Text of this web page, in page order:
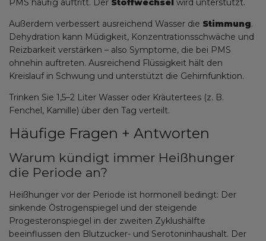
PMS häufig auftritt. Der Stoffwechsel wird unterstützt.
Außerdem verbessert ausreichend Wasser die Stimmung.
Dehydration kann Müdigkeit, Konzentrationsschwäche und
Reizbarkeit verstärken – also Symptome, die bei PMS
ohnehin auftreten. Ausreichend Flüssigkeit hält den
Kreislauf in Schwung und unterstützt die Gehirnfunktion.
Trinken Sie 1,5–2 Liter Wasser oder Kräutertees (z. B.
Fenchel, Kamille) über den Tag verteilt.
Häufige Fragen + Antworten
Warum kündigt immer Heißhunger
die Periode an?
Heißhunger vor der Periode ist hormonell bedingt: Der
sinkende Östrogenspiegel und der steigende
Progesteronspiegel in der zweiten Zyklushälfte
beeinflussen den Blutzucker- und Serotoninhaushalt. Der